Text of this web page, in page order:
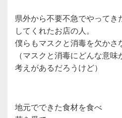
県外から不要不急でやってき
してくれたお店の人。
僕らもマスクと消毒を欠かさ
（マスクと消毒にどんな意
考えがあるだろうけど）
地元でできた食材を食べ